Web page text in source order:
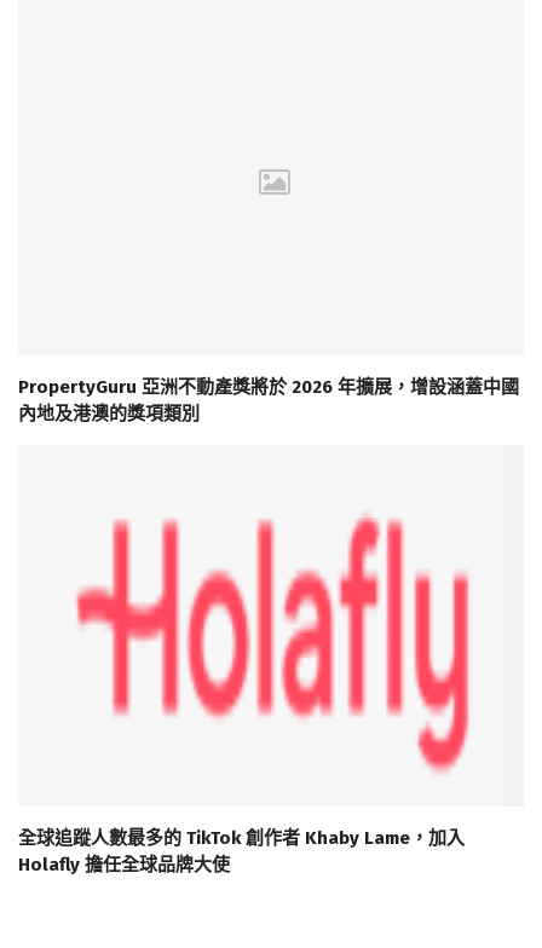
PropertyGuru 亞洲不動產獎將於 2026 年擴展，增設涵蓋中國
內地及港澳的獎項類別
全球追蹤人數最多的 TikTok 創作者 Khaby Lame，加入
Holafly 擔任全球品牌大使